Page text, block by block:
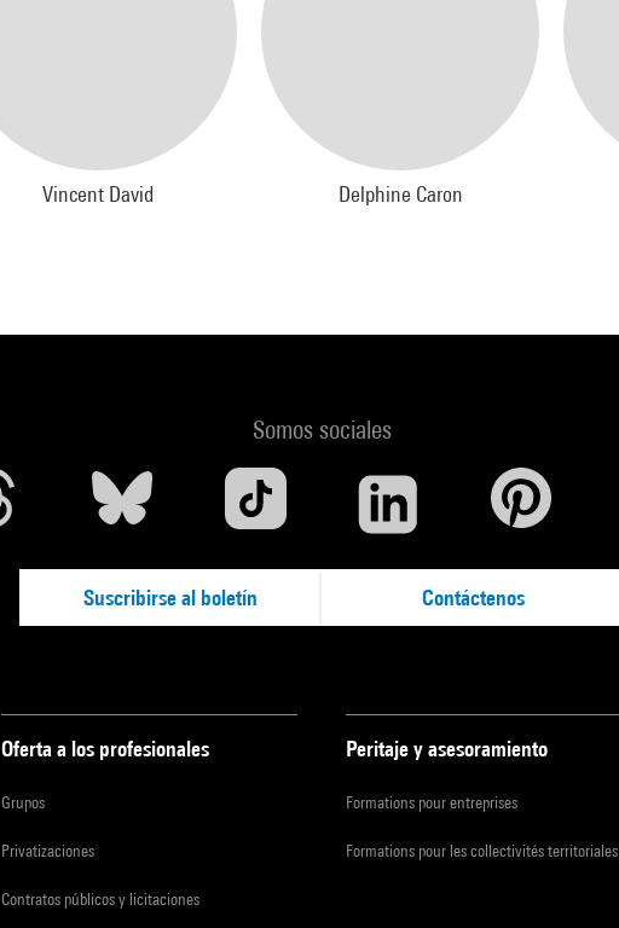
Vincent David Delphine Caron
Somos sociales
Suscribirse al boletín Contáctenos
Oferta a los profesionales
Grupos
Privatizaciones
Contratos públicos y licitaciones
Peritaje y asesoramiento
Formations pour entreprises
Formations pour les collectivités territoriales